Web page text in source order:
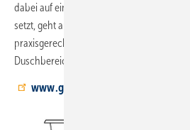
dabei auf eine Lösung mit aufeinander
setzt, geht auf Nummer sicher.
praxisgerechte Produkte sind im
Duschbereich ein ­wichtiger Faktor für
www.geberit.de